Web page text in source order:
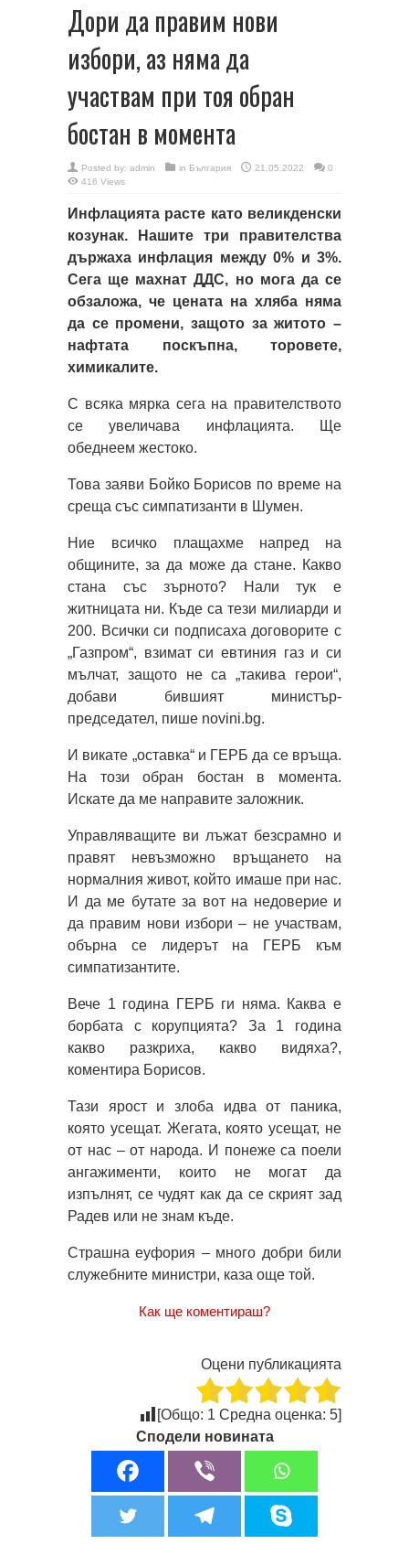
Дори да правим нови
избори, аз няма да
участвам при тоя обран
бостан в момента
Posted by: admin in България 21.05.2022
0
416 Views
Инфлацията расте като великденски
козунак. Нашите три правителства
държаха инфлация между 0% и 3%.
Сега ще махнат ДДС, но мога да се
обзаложа, че цената на хляба няма
да се промени, защото за житото –
нафтата поскъпна, торовете,
химикалите.
С всяка мярка сега на правителството
се увеличава инфлацията. Ще
обеднеем жестоко.
Това заяви Бойко Борисов по време на
среща със симпатизанти в Шумен.
Ние всичко плащахме напред на
общините, за да може да стане. Какво
стана със зърното? Нали тук е
житницата ни. Къде са тези милиарди и
200. Всички си подписаха договорите с
„Газпром“, взимат си евтиния газ и си
мълчат, защото не са „такива герои“,
добави бившият министър-
председател, пише novini.bg.
И викате „оставка“ и ГЕРБ да се връща.
На този обран бостан в момента.
Искате да ме направите заложник.
Управляващите ви лъжат безсрамно и
правят невъзможно връщането на
нормалния живот, който имаше при нас.
И да ме бутате за вот на недоверие и
да правим нови избори – не участвам,
обърна се лидерът на ГЕРБ към
симпатизантите.
Вече 1 година ГЕРБ ги няма. Каква е
борбата с корупцията? За 1 година
какво разкриха, какво видяха?,
коментира Борисов.
Тази ярост и злоба идва от паника,
която усещат. Жегата, която усещат, не
от нас – от народа. И понеже са поели
ангажименти, които не могат да
изпълнят, се чудят как да се скрият зад
Радев или не знам къде.
Страшна еуфория – много добри били
служебните министри, каза още той.
Как ще коментираш?
Оцени публикацията
[Общо: 1 Средна оценка: 5]
Сподели новината